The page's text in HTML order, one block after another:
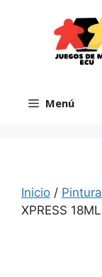
Menú
Inicio /
XPRESS